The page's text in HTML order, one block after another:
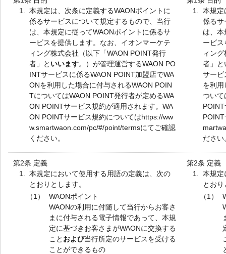
1.
本規定は、次条に定義するWAONポイントに
係るサービスについて規定するもので、当行
は、本規定に従ってWAONポイントに係るサ
ービスを提供します。なお、イオンマーケテ
ィング株式会社（以下「WAON POINT発行
者」と いいます。）が管理運営するWAON PO
INTサービスに係るWAON POINT加盟店でWA
ONを利用した場合に付与されるWAON POIN
TについてはWAON POINT発行者が定めるWA
ON POINTサービス規約が適用されます。WA
ON POINTサービス規約についてはhttps://ww
w.smartwaon.com/pc/#/point/termsにてご確認
ください。
1.
本規定
係るサ
は、本
ービ
ィン
者」と
サービ
を利用
ついて
ださい
第2条 定義
1.
本規定において使用する用語の定義は、次の
とおりとします。
（1）
WAONポイント
WAONの利用に付随して当行からお客さ
まに付与される電子情報であって、本規
定に基づきお客さまがWAONに交換する
こと および当行所定のサービスを受ける
ことができるもの
第2条 定義
1.
本規定
とお
（1）